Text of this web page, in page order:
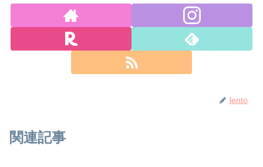
lento
関連記事